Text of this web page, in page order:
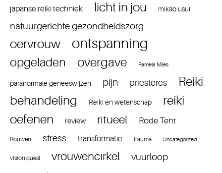
japanse reiki techniek licht in jou mikao usui
natuurgerichte gezondheidszorg
oervrouw ontspanning
opgeladen overgave Pamela Miles
paranormale geneeswijzen pijn priesteres
Reiki
behandeling
Reiki en wetenschap
reiki
oefenen
review ritueel Rode Tent
Rouwen stress transformatie trauma Uncategorized
vision quest vrouwencirkel
vuurloop